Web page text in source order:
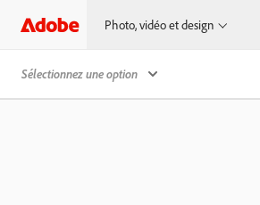
Photo, vidéo et design
Sélectionnez une option